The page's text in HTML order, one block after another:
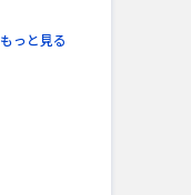
もっと見る